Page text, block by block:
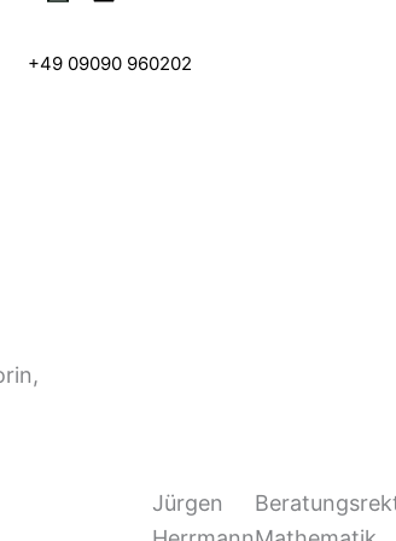
+49 09090 960202
Jürgen